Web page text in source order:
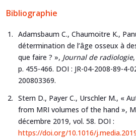
Bibliographie
Adamsbaum C., Chaumoitre K.,
détermination de l’âge osseux à
que faire ? », Journal de radiologie
p. 455-466. DOI : JR-04-2008-89-4-
200803369.
Stern D., Payer C., Urschler M., «
from MRI volumes of the hand »,
décembre 2019, vol. 58. DOI :
https://doi.org/10.1016/